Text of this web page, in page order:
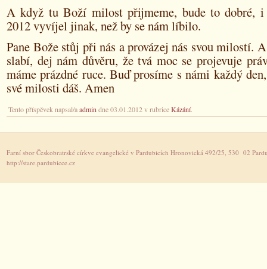
A když tu Boží milost přijmeme, bude to dobré,
2012 vyvíjel jinak, než by se nám líbilo.
Pane Bože stůj při nás a provázej nás svou milostí.
slabí, dej nám důvěru, že tvá moc se projevuje
máme prázdné ruce. Buď prosíme s námi každý
své milosti dáš. Amen
Tento příspěvek napsal/aadmin dne 03.01.2012 v rubriceKázání.
Farní sbor Českobratrské církve evangelické v Pardubicích Hronovická 492/25, 530 02
http://stare.pardubicce.cz